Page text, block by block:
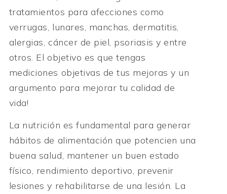
tratamientos para afecciones como
verrugas, lunares, manchas, dermatitis,
alergias, cáncer de piel, psoriasis y entre
otros. El objetivo es que tengas
mediciones objetivas de tus mejoras y un
argumento para mejorar tu calidad de
vida!
La nutrición es fundamental para generar
hábitos de alimentación que potencien una
buena salud, mantener un buen estado
físico, rendimiento deportivo, prevenir
lesiones y rehabilitarse de una lesión. La